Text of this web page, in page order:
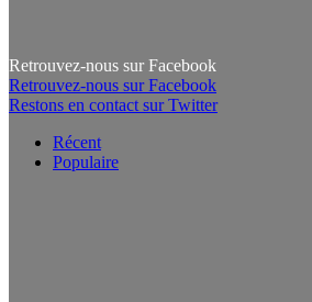
Retrouvez-nous sur Facebook
Retrouvez-nous sur Facebook
Restons en contact sur Twitter
Récent
Populaire